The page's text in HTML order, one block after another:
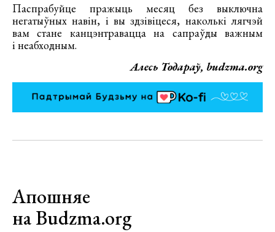
Паспрабуйце пражыць месяц без выключна
негатыўных навін, і вы здзівіцеся, наколькі лягчэй
вам стане канцэнтравацца на сапраўды важным
і неабходным.
Алесь Тодараў, budzma.org
Апошняе
на Budzma.org